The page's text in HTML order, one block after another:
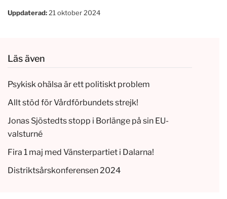
Uppdaterad: 21 oktober 2024
Läs även
Psykisk ohälsa är ett politiskt problem
Allt stöd för Vårdförbundets strejk!
Jonas Sjöstedts stopp i Borlänge på sin EU-
valsturné
Fira 1 maj med Vänsterpartiet i Dalarna!
Distriktsårskonferensen 2024